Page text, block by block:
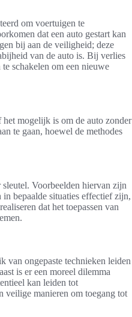
om voertuigen te
dat een auto gestart kan
bij aan de veiligheid; deze
van de auto is. Bij verlies
schakelen om een nieuwe
mogelijk is om de auto zonder
te gaan, hoewel de methodes
Voorbeelden hiervan zijn
bepaalde situaties effectief zijn,
dat het toepassen van
van ongepaste technieken leiden
is er een moreel dilemma
kan leiden tot
veilige manieren om toegang tot